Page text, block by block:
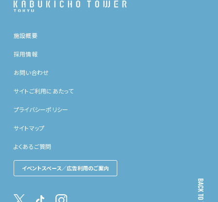
施設概要
採用情報
お問い合わせ
サイトご利用にあたって
プライバシーポリシー
サイトマップ
よくあるご質問
イベントスペース／広告利用のご案内